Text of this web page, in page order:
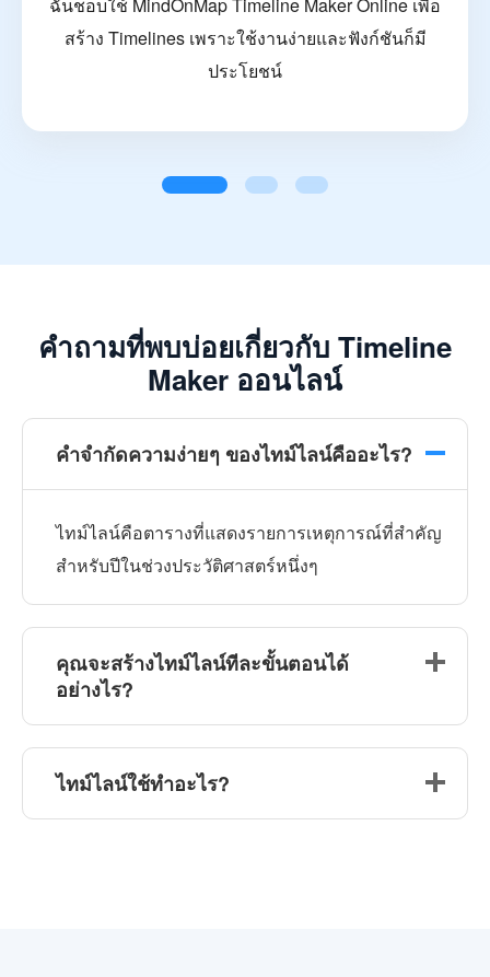
สร้าง Timelines เพราะใช้งานง่ายและฟังก์ชันก็มี
ประโยชน์
คำถามที่พบบ่อยเกี่ยวกับ Timeline
Maker ออนไลน์
คำจำกัดความง่ายๆ ของไทม์ไลน์คืออะไร?
ไทม์ไลน์คือตารางที่แสดงรายการเหตุการณ์ที่สำคัญ
สำหรับปีในช่วงประวัติศาสตร์หนึ่งๆ
คุณจะสร้างไทม์ไลน์ทีละขั้นตอนได้
อย่างไร?
ไทม์ไลน์ใช้ทำอะไร?